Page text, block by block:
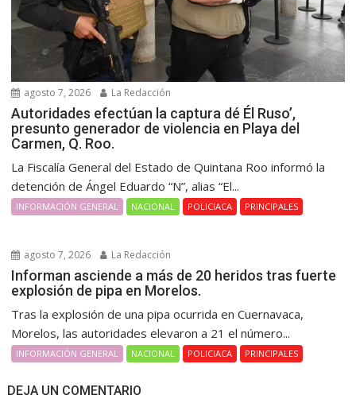
agosto 7, 2026 La Redacción
Autoridades efectúan la captura dé Él Ruso’,
presunto generador de violencia en Playa del
Carmen, Q. Roo.
La Fiscalía General del Estado de Quintana Roo informó la
detención de Ángel Eduardo “N”, alias “El...
INFORMACIÓN GENERAL NACIONAL POLICIACA PRINCIPALES
agosto 7, 2026 La Redacción
Informan asciende a más de 20 heridos tras fuerte
explosión de pipa en Morelos.
Tras la explosión de una pipa ocurrida en Cuernavaca,
Morelos, las autoridades elevaron a 21 el número...
INFORMACIÓN GENERAL NACIONAL POLICIACA PRINCIPALES
DEJA UN COMENTARIO